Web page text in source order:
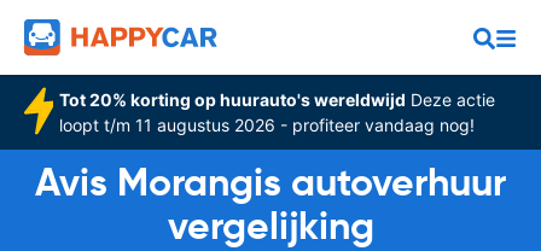
Tot 20% korting op huurauto's wereldwijd Deze actie
loopt t/m 11 augustus 2026 - profiteer vandaag nog!
Avis Morangis autoverhuur
vergelijking